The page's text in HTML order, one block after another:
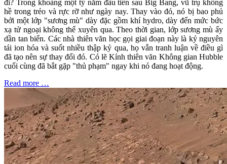
đi? Trong khoảng một tỷ năm đầu tiên sau Big Bang, vũ trụ không
hề trong trẻo và rực rỡ như ngày nay. Thay vào đó, nó bị bao phủ
bởi một lớp "sương mù" dày đặc gồm khí hydro, dày đến mức bức
xạ tử ngoại không thể xuyên qua. Theo thời gian, lớp sương mù ấy
dần tan biến. Các nhà thiên văn học gọi giai đoạn này là kỷ nguyên
tái ion hóa và suốt nhiều thập kỷ qua, họ vẫn tranh luận về điều gì
đã tạo nên sự thay đổi đó. Có lẽ Kính thiên văn Không gian Hubble
cuối cùng đã bắt gặp "thủ phạm" ngay khi nó đang hoạt động.
Read more …